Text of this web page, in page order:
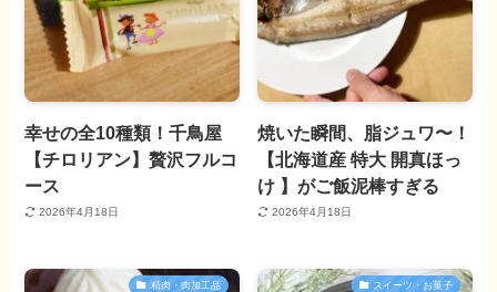
幸せの全10種類！千鳥屋
【チロリアン】贅沢フルコ
ース
2026年4月18日
焼いた瞬間、脂ジュワ〜！
【北海道産 特大 開真ほっ
け 】がご飯泥棒すぎる
2026年4月18日
精肉・肉加工品 スイーツ・お菓子